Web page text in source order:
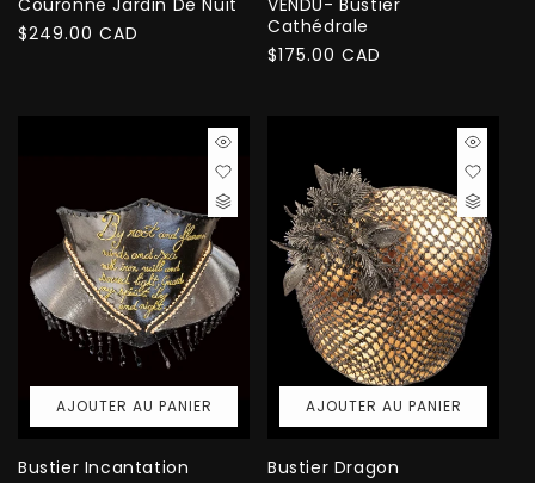
Prix
$249.00 CAD
Cathédrale
Prix
$175.00 CAD
AJOUTER AU PANIER
Bustier Incantation
AJOUTER AU PANIER
Bustier Dragon